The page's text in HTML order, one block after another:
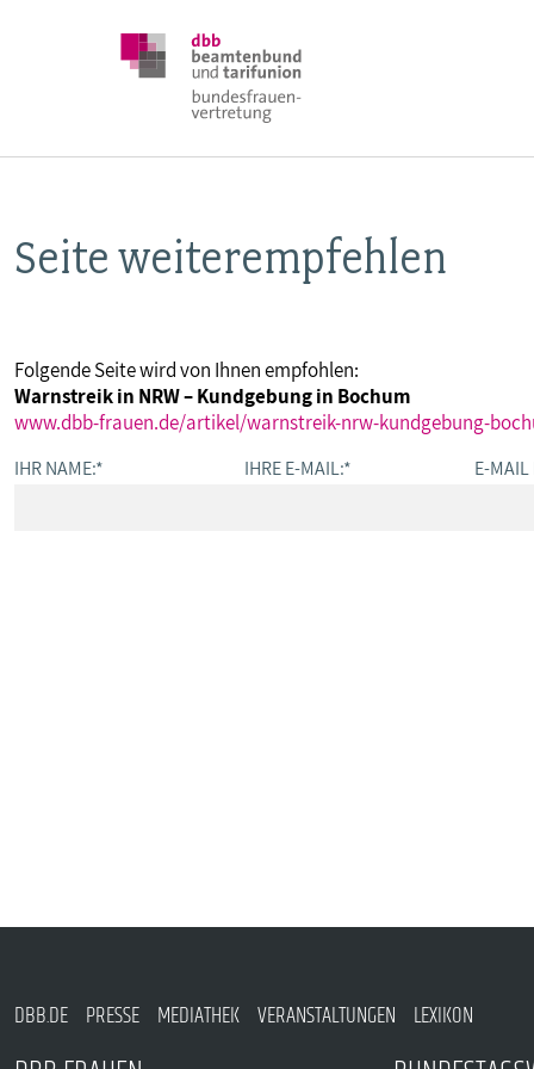
DBB FRAUEN
POSITIONEN
Seite weiterempfehlen
Folgende Seite wird von Ihnen empfohlen:
Warnstreik in NRW – Kundgebung in Bochum
www.dbb-frauen.de/artikel/warnstreik-nrw-kundgebung-
IHR NAME:* IHRE E-MAIL:* E-MAIL
DBB.DE PRESSE MEDIATHEK VERANSTALTUNGEN LEXIKON